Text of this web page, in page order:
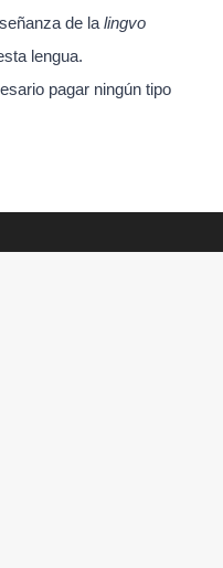
de la lingvo
lengua.
pagar ningún tipo